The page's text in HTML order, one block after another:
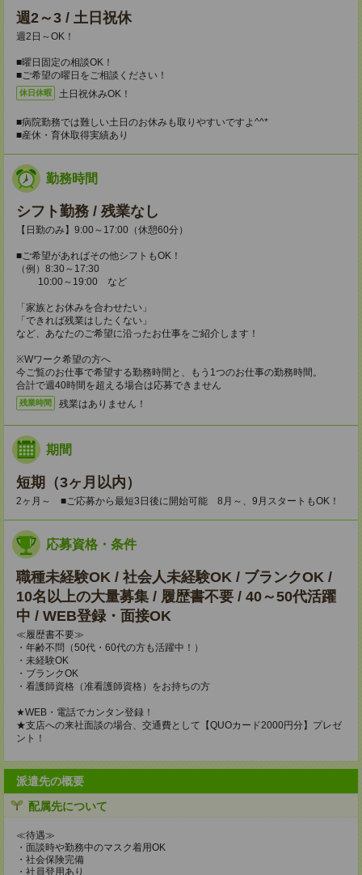
週2～3 / 土日祝休
週2日～OK！
■曜日固定の相談OK！
■ご希望の曜日をご相談ください！
休日休暇 土日祝休みOK！
■病院勤務では難しい土日のお休みも取りやすいですよ^^*
■産休・育休取得実績あり
勤務時間
シフト勤務 / 残業なし
【日勤のみ】9:00～17:00（休憩60分）
■ご希望があればその他シフトもOK！
（例）8:30～17:30
10:00～19:00 など
「家族とお休みを合わせたい」
「できれば残業はしたくない」
など、あなたのご希望に沿ったお仕事をご紹介します！
※Wワーク希望の方へ
今ご覧のお仕事で希望する勤務時間と、もう1つのお仕事の勤務時間。
合計で週40時間を超える場合は応募できません
残業時間 残業はありません！
期間
短期（3ヶ月以内）
2ヶ月～ ■ご応募から最短3日後に開始可能 8月～、9月スタートもOK！
応募資格・条件
職種未経験OK / 社会人未経験OK / ブランクOK /
10名以上の大量募集 / 履歴書不要 / 40～50代活躍
中 / WEB登録・面接OK
≪履歴書不要≫
・年齢不問（50代・60代の方も活躍中！）
・未経験OK
・ブランクOK
・看護師資格（准看護師資格）をお持ちの方
★WEB・電話でカンタン登録！
★支店への来社面談の場合、交通費として【QUOカード2000円分】プレゼ
ント！
派遣先の概要
配属先について
≪待遇≫
・面談時や勤務中のマスク着用OK
・社会保険完備
・社員登用あり